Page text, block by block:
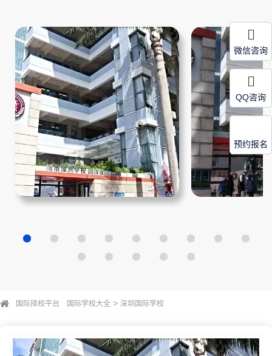
国际择校平台 国际学校大全 > 深圳国际学校
微信咨询
QQ咨询
预约报名